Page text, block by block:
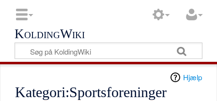
KoldingWiki
Hjælp
Kategori:Sportsforeninger